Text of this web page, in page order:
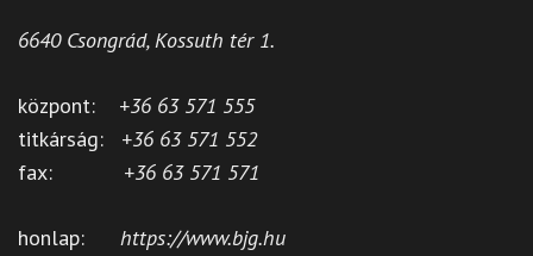
6640 Csongrád, Kossuth tér 1.
központ: +36 63 571 555
titkárság: +36 63 571 552
fax: +36 63 571 571
honlap: https://www.bjg.hu